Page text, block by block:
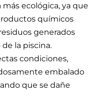
ecológica, ya que
químicos
generados
la piscina.
condiciones,
embalado
que se dañe